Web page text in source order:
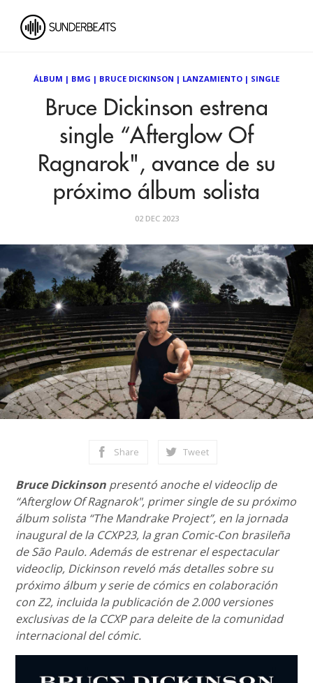
ÁLBUM | BMG | BRUCE DICKINSON | LANZAMIENTO | SINGLE
Bruce Dickinson estrena
single “Afterglow Of
Ragnarok", avance de su
próximo álbum solista
02 DEC 2023
Share Tweet
Bruce Dickinson presentó anoche el videoclip de
“Afterglow Of Ragnarok", primer single de su próximo
álbum solista “The Mandrake Project”, en la jornada
inaugural de la CCXP23, la gran Comic-Con brasileña
de São Paulo. Además de estrenar el espectacular
videoclip, Dickinson reveló más detalles sobre su
próximo álbum y serie de cómics en colaboración
con Z2, incluida la publicación de 2.000 versiones
exclusivas de la CCXP para deleite de la comunidad
internacional del cómic.